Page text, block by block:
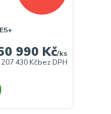
990 Kč/ks
207 430 Kčbez DPH